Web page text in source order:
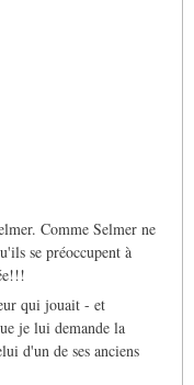
Comme Selmer ne
se préoccupent à
qui jouait - et
je lui demande la
d'un de ses anciens